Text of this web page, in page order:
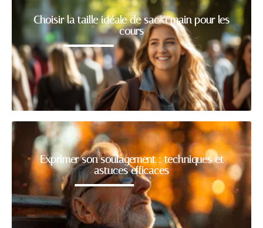
Choisir la taille idéale de sac à main pour les
cours
Exprimer son soulagement : techniques et
astuces efficaces